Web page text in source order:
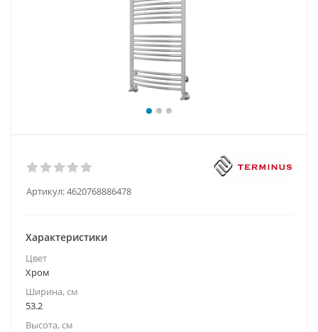
Артикул:4620768886478
Характеристики
Цвет
Хром
Ширина, см
53.2
Высота, см